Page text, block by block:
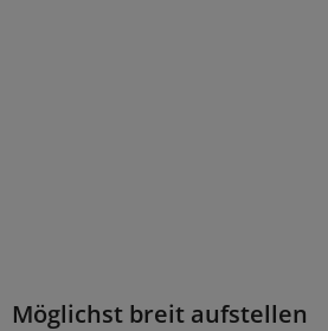
Möglichst breit aufstellen